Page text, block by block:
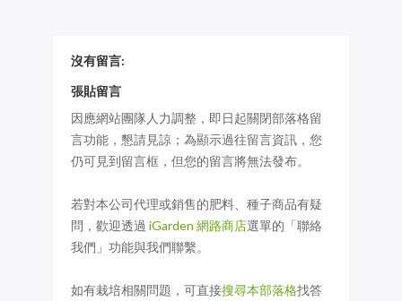
沒有留言:
張貼留言
因應網站團隊人力調整，即日起關閉部落格留
言功能，懇請見諒；為顯示過往留言資訊，您
仍可見到留言框，但您的留言將無法發布。
若對本公司代理或銷售的肥料、種子商品有疑
問，歡迎透過 iGarden 網路商店選單的「聯絡
我們」功能與我們聯繫。
如有栽培相關問題，可直接搜尋本部落格找答